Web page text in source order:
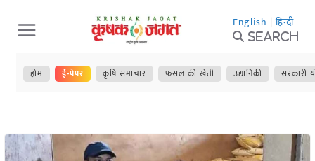
Skip
to
content
English | हिन्दी
Search
होम ई-पेपर कृषि समाचार फसल की खेती उद्यानिकी सरकारी